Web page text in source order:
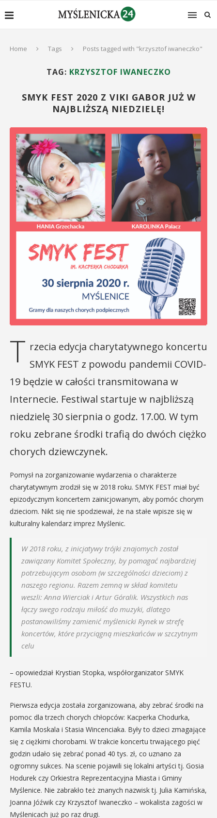
Home Tags Posts tagged with "krzysztof iwaneczko"
TAG: KRZYSZTOF IWANECZKO
SMYK FEST 2020 Z VIKI GABOR JUŻ W
NAJBLIŻSZĄ NIEDZIELĘ!
T rzecia edycja charytatywnego koncertu
SMYK FEST z powodu pandemii COVID-
19 będzie w całości transmitowana w
Internecie. Festiwal startuje w najbliższą
niedzielę 30 sierpnia o godz. 17.00. W tym
roku zebrane środki trafią do dwóch ciężko
chorych dziewczynek.
Pomysł na zorganizowanie wydarzenia o charakterze
charytatywnym zrodził się w 2018 roku. SMYK FEST miał być
epizodycznym koncertem zainicjowanym, aby pomóc chorym
dzieciom. Nikt się nie spodziewał, że na stałe wpisze się w
kulturalny kalendarz imprez Myślenic.
W 2018 roku, z inicjatywy trójki znajomych został
zawiązany Komitet Społeczny, by pomagać najbardziej
potrzebującym osobom (w szczególności dzieciom) z
naszego regionu. Razem zemną w skład komitetu
weszli: Anna Wierciak i Artur Góralik. Wszystkich nas
łączy swego rodzaju miłość do muzyki, dlatego
postanowiliśmy zamienić myślenicki Rynek w strefę
koncertów, które przyciągną mieszkańców w szczytnym
celu
– opowiedział Krystian Stopka, współorganizator SMYK
FESTU.
Pierwsza edycja została zorganizowana, aby zebrać środki na
pomoc dla trzech chorych chłopców: Kacperka Chodurka,
Kamila Moskala i Stasia Wincenciaka. Były to dzieci zmagające
się z ciężkimi chorobami. W trakcie koncertu trwającego pięć
godzin udało się zebrać ponad 40 tys. zł, co uznano za
ogromny sukces. Na scenie pojawili się lokalni artyści tj. Gosia
Hodurek czy Orkiestra Reprezentacyjna Miasta i Gminy
Myślenice. Nie zabrakło też znanych nazwisk tj. Julia Kamińska,
Joanna Jóźwik czy Krzysztof Iwaneczko – wokalista zagości w
Myślenicach już po raz drugi.